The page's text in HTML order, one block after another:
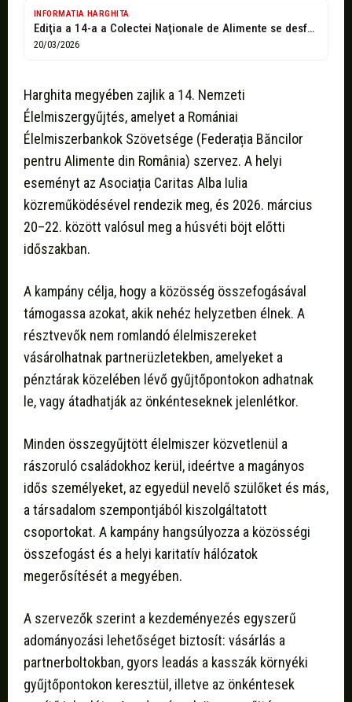
INFORMATIA HARGHITA
Ediţia a 14-a a Colectei Naţionale de Alimente se desfăşoară şi în...
20/03/2026
Harghita megyében zajlik a 14. Nemzeti
Élelmiszergyűjtés, amelyet a Romániai
Élelmiszerbankok Szövetsége (Federația Băncilor
pentru Alimente din România) szervez. A helyi
eseményt az Asociația Caritas Alba Iulia
közreműködésével rendezik meg, és 2026. március
20–22. között valósul meg a húsvéti böjt előtti
időszakban.
A kampány célja, hogy a közösség összefogásával
támogassa azokat, akik nehéz helyzetben élnek. A
résztvevők nem romlandó élelmiszereket
vásárolhatnak partnerüzletekben, amelyeket a
pénztárak közelében lévő gyűjtőpontokon adhatnak
le, vagy átadhatják az önkénteseknek jelenlétkor.
Minden összegyűjtött élelmiszer közvetlenül a
rászoruló családokhoz kerül, ideértve a magányos
idős személyeket, az egyedül nevelő szülőket és más,
a társadalom szempontjából kiszolgáltatott
csoportokat. A kampány hangsúlyozza a közösségi
összefogást és a helyi karitatív hálózatok
megerősítését a megyében.
A szervezők szerint a kezdeményezés egyszerű
adományozási lehetőséget biztosít: vásárlás a
partnerboltokban, gyors leadás a kasszák környéki
gyűjtőpontokon keresztül, illetve az önkéntesek